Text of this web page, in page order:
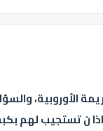
الأوروبية،
ن تستجيب لهم